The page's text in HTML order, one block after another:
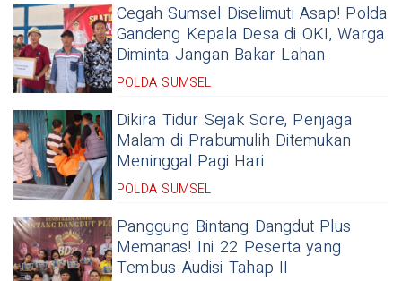
Cegah Sumsel Diselimuti Asap! Polda
Gandeng Kepala Desa di OKI, Warga
Diminta Jangan Bakar Lahan
POLDA SUMSEL
Dikira Tidur Sejak Sore, Penjaga
Malam di Prabumulih Ditemukan
Meninggal Pagi Hari
POLDA SUMSEL
Panggung Bintang Dangdut Plus
Memanas! Ini 22 Peserta yang
Tembus Audisi Tahap II